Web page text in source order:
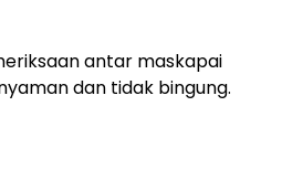
antar maskapai
dan tidak bingung.